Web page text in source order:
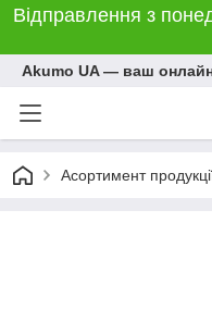
Відправлення з
Akumo UA — ваш
Асортимент